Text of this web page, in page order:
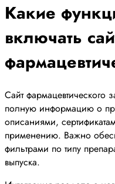
Какие
включать
Сайт фармацевтического
полную информацию о
описаниями,
применению. Важно
фильтрами по типу
выпуска.